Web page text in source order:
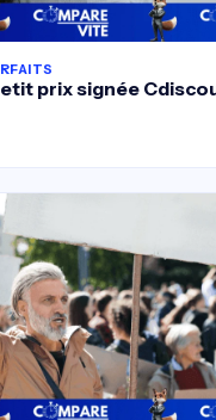
prix signée